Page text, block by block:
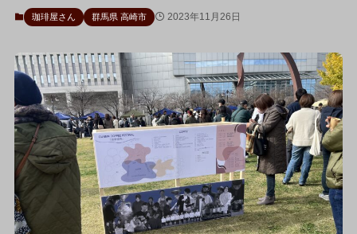
珈琲屋さん 群馬県 高崎市 2023年11月26日